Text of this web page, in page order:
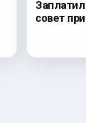
совет